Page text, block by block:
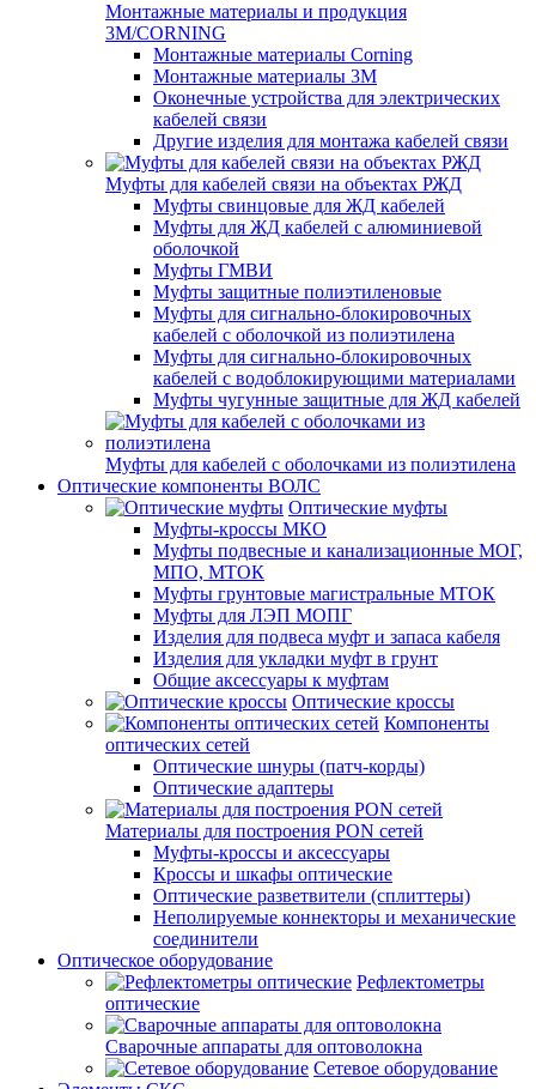
Монтажные материалы и продукция
3M/CORNING
Монтажные материалы Corning
Монтажные материалы 3M
Оконечные устройства для электрических
кабелей связи
Другие изделия для монтажа кабелей связи
Муфты для кабелей связи на объектах РЖД
Муфты свинцовые для ЖД кабелей
Муфты для ЖД кабелей с алюминиевой
оболочкой
Муфты ГМВИ
Муфты защитные полиэтиленовые
Муфты для сигнально-блокировочных
кабелей с оболочкой из полиэтилена
Муфты для сигнально-блокировочных
кабелей с водоблокирующими материалами
Муфты чугунные защитные для ЖД кабелей
Муфты для кабелей с оболочками из полиэтилена
Оптические компоненты ВОЛС
Оптические муфты
Муфты-кроссы МКО
Муфты подвесные и канализационные МОГ,
МПО, МТОК
Муфты грунтовые магистральные МТОК
Муфты для ЛЭП МОПГ
Изделия для подвеса муфт и запаса кабеля
Изделия для укладки муфт в грунт
Общие аксессуары к муфтам
Оптические кроссы
Компоненты
оптических сетей
Оптические шнуры (патч-корды)
Оптические адаптеры
Материалы для построения PON сетей
Муфты-кроссы и аксессуары
Кроссы и шкафы оптические
Оптические разветвители (сплиттеры)
Неполируемые коннекторы и механические
соединители
Оптическое оборудование
Рефлектометры
оптические
Сварочные аппараты для оптоволокна
Сетевое оборудование